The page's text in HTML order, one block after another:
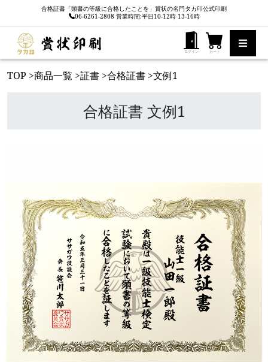
合格証書「頭書の等級に合格したことを」賞状の名門タカ印公式印刷
06-6261-2808 営業時間:平日10-12時 13-16時
ログイン カート
TOP >商品一覧 >証書 >合格証書 >文例1
合格証書 文例1